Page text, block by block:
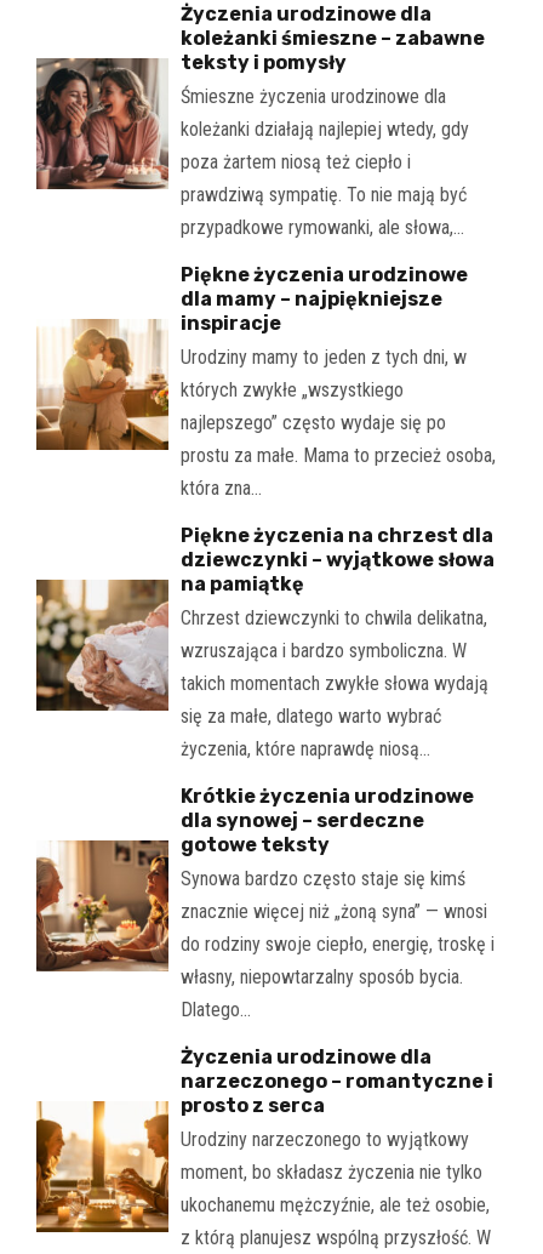
Życzenia urodzinowe dla
koleżanki śmieszne – zabawne
teksty i pomysły
Śmieszne życzenia urodzinowe dla
koleżanki działają najlepiej wtedy, gdy
poza żartem niosą też ciepło i
prawdziwą sympatię. To nie mają być
przypadkowe rymowanki, ale słowa,…
Piękne życzenia urodzinowe
dla mamy – najpiękniejsze
inspiracje
Urodziny mamy to jeden z tych dni, w
których zwykłe „wszystkiego
najlepszego” często wydaje się po
prostu za małe. Mama to przecież osoba,
która zna…
Piękne życzenia na chrzest dla
dziewczynki – wyjątkowe słowa
na pamiątkę
Chrzest dziewczynki to chwila delikatna,
wzruszająca i bardzo symboliczna. W
takich momentach zwykłe słowa wydają
się za małe, dlatego warto wybrać
życzenia, które naprawdę niosą…
Krótkie życzenia urodzinowe
dla synowej – serdeczne
gotowe teksty
Synowa bardzo często staje się kimś
znacznie więcej niż „żoną syna” — wnosi
do rodziny swoje ciepło, energię, troskę i
własny, niepowtarzalny sposób bycia.
Dlatego…
Życzenia urodzinowe dla
narzeczonego – romantyczne i
prosto z serca
Urodziny narzeczonego to wyjątkowy
moment, bo składasz życzenia nie tylko
ukochanemu mężczyźnie, ale też osobie,
z którą planujesz wspólną przyszłość. W